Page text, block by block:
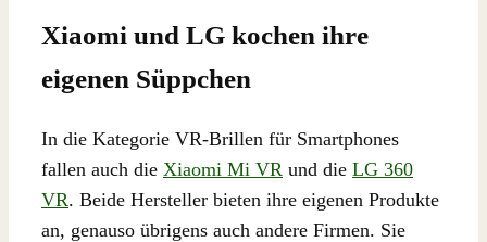
Xiaomi und LG kochen ihre
eigenen Süppchen
In die Kategorie VR-Brillen für Smartphones
fallen auch die Xiaomi Mi VR und die LG 360
VR. Beide Hersteller bieten ihre eigenen Produkte
an, genauso übrigens auch andere Firmen. Sie